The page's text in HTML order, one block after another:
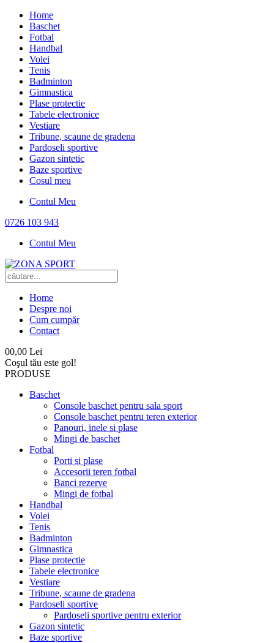
Home
Baschet
Fotbal
Handbal
Volei
Tenis
Badminton
Gimnastica
Plase protectie
Tabele electronice
Vestiare
Tribune, scaune de gradena
Pardoseli sportive
Gazon sintetic
Baze sportive
Cosul meu
Contul Meu
0726 103 943
Contul Meu
Home
Despre noi
Cum cumpăr
Contact
00,00 Lei
Coşul tău este gol!
PRODUSE
Baschet
Console baschet pentru sala sport
Console baschet pentru teren exterior
Panouri, inele si plase
Mingi de baschet
Fotbal
Porti si plase
Accesorii teren fotbal
Banci rezerve
Mingi de fotbal
Handbal
Volei
Tenis
Badminton
Gimnastica
Plase protectie
Tabele electronice
Vestiare
Tribune, scaune de gradena
Pardoseli sportive
Pardoseli sportive pentru exterior
Gazon sintetic
Baze sportive